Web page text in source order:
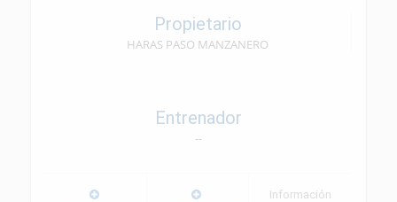
Propietario
HARAS PASO MANZANERO
Entrenador
--
Información